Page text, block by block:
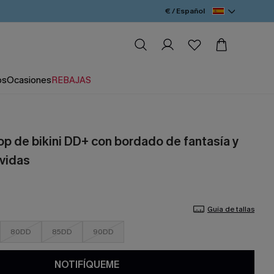
€ / Español
OcasionesREBAJAS
de bikini DD+ con bordado de fantasía y
Guía de tallas
80DD 85DD 90DD
NOTIFÍQUEME